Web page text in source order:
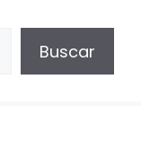
Buscar